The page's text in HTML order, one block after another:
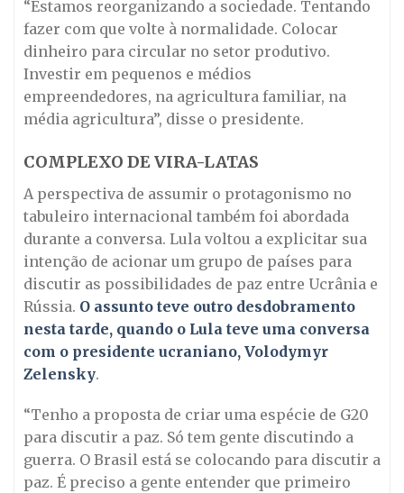
“Estamos reorganizando a sociedade. Tentando
fazer com que volte à normalidade. Colocar
dinheiro para circular no setor produtivo.
Investir em pequenos e médios
empreendedores, na agricultura familiar, na
média agricultura”, disse o presidente.
COMPLEXO DE VIRA-LATAS
A perspectiva de assumir o protagonismo no
tabuleiro internacional também foi abordada
durante a conversa. Lula voltou a explicitar sua
intenção de acionar um grupo de países para
discutir as possibilidades de paz entre Ucrânia e
Rússia. O assunto teve outro desdobramento
nesta tarde, quando o Lula teve uma conversa
com o presidente ucraniano, Volodymyr
Zelensky.
“Tenho a proposta de criar uma espécie de G20
para discutir a paz. Só tem gente discutindo a
guerra. O Brasil está se colocando para discutir a
paz. É preciso a gente entender que primeiro